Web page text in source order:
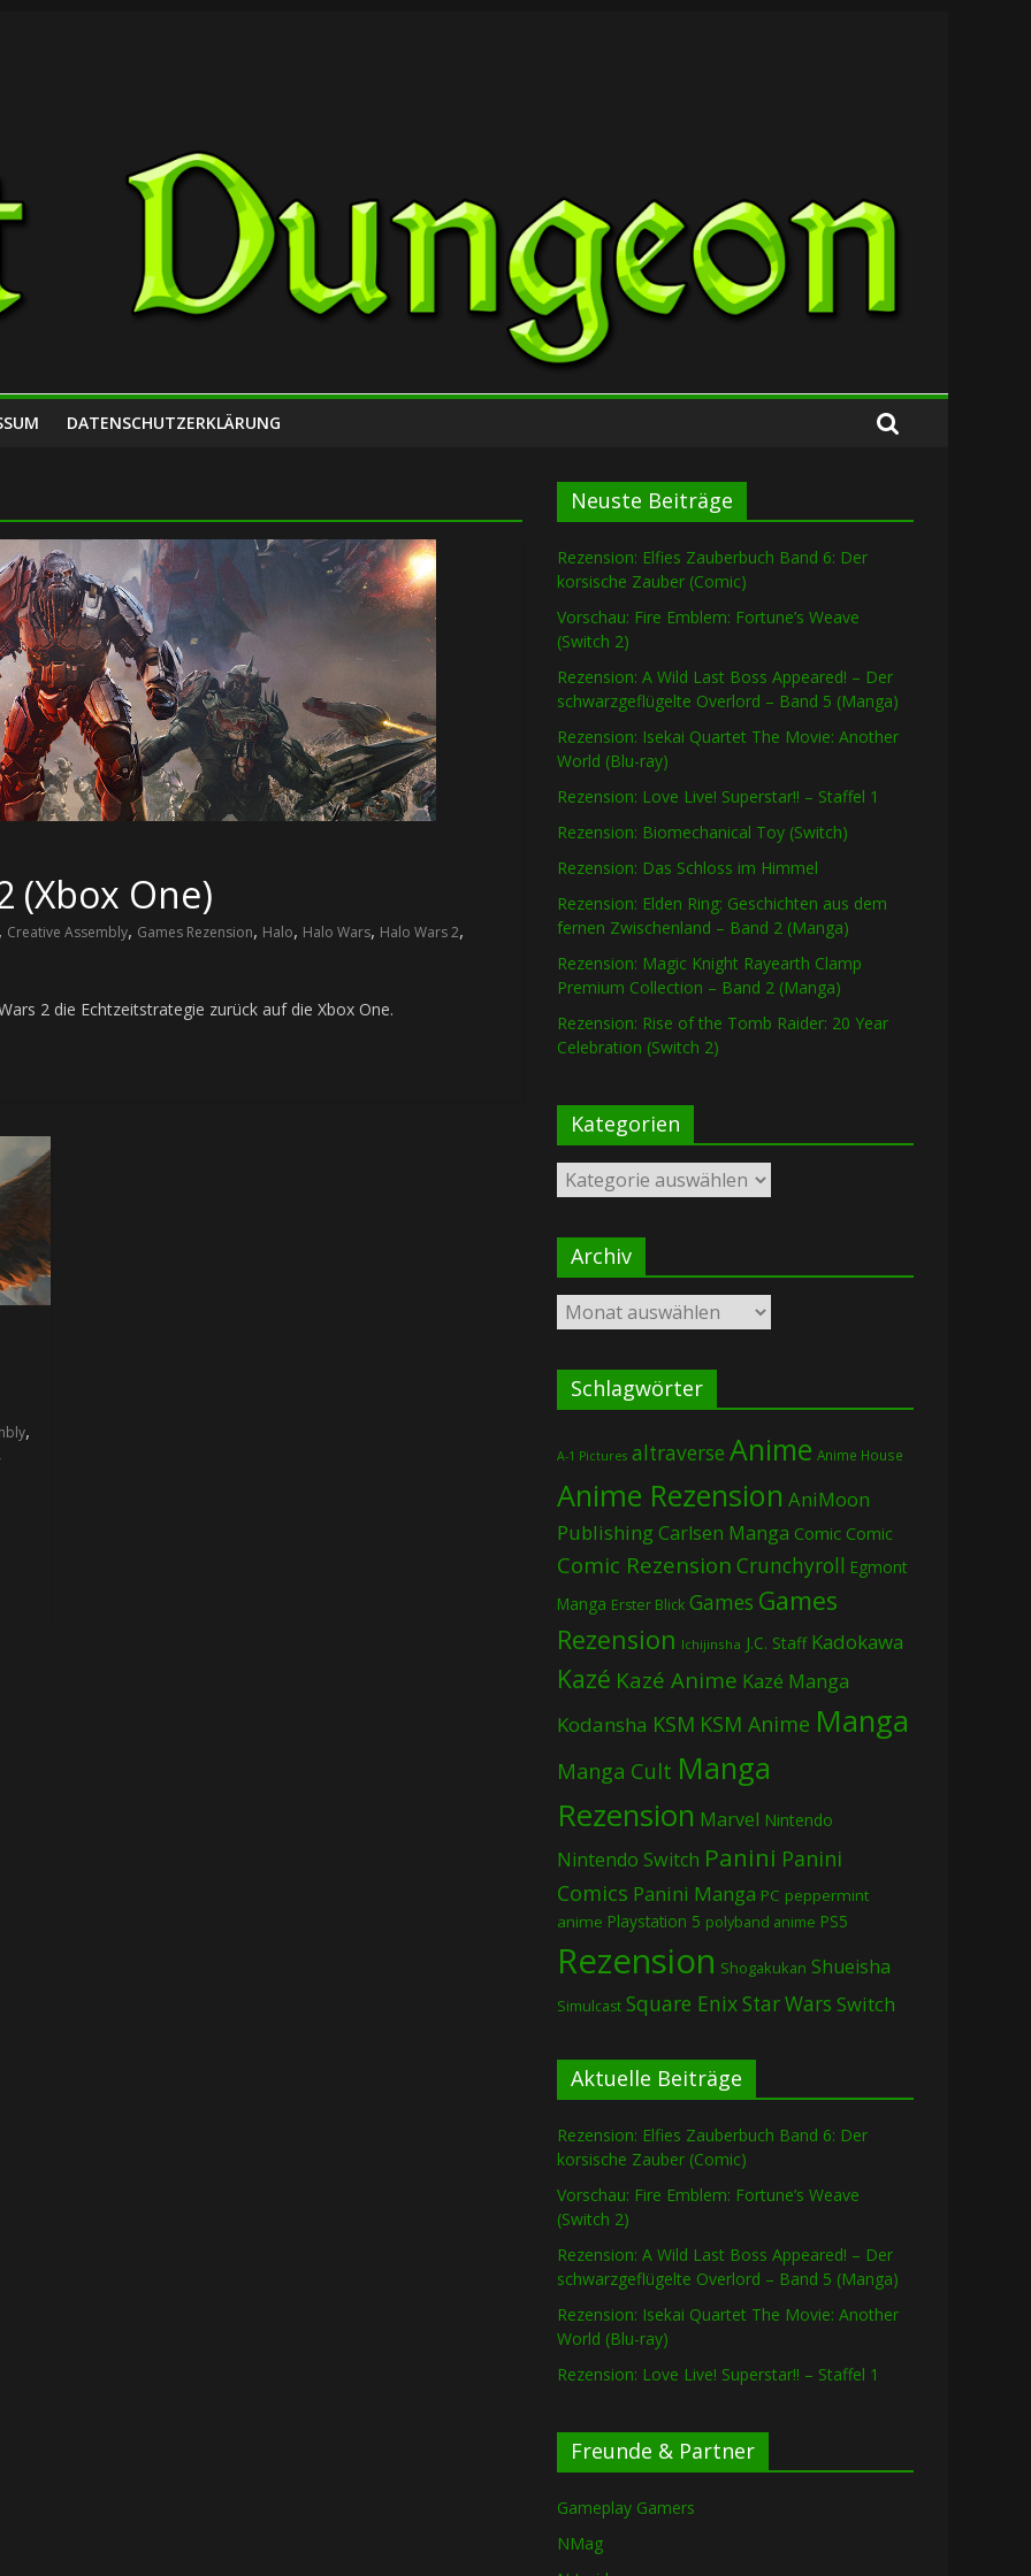
DATENSCHUTZERKLÄRUNG
(Xbox One)
, Creative Assembly, Games Rezension, Halo, Halo Wars, Halo Wars 2,
2 die Echtzeitstrategie zurück auf die Xbox One.
,
Neuste Beiträge
Rezension: Elfies Zauberbuch Band 6: Der
korsische Zauber (Comic)
Vorschau: Fire Emblem: Fortune’s Weave
(Switch 2)
Rezension: A Wild Last Boss Appeared! – Der
schwarzgeflügelte Overlord – Band 5 (Manga)
Rezension: Isekai Quartet The Movie: Another
World (Blu-ray)
Rezension: Love Live! Superstar!! – Staffel 1
Rezension: Biomechanical Toy (Switch)
Rezension: Das Schloss im Himmel
Rezension: Elden Ring: Geschichten aus dem
fernen Zwischenland – Band 2 (Manga)
Rezension: Magic Knight Rayearth Clamp
Premium Collection – Band 2 (Manga)
Rezension: Rise of the Tomb Raider: 20 Year
Celebration (Switch 2)
Kategorien
Kategorien
Archiv
Archiv
Schlagwörter
A-1 Pictures altraverse Anime Anime House
Anime Rezension AniMoon
PublishingCarlsen Manga Comic Comic
Comic Rezension Crunchyroll Egmont
Manga Erster Blick Games Games
Rezension Ichijinsha J.C. Staff Kadokawa
Kazé Kazé Anime Kazé Manga
Kodansha KSM KSM Anime Manga
Manga Cult Manga
Rezension Marvel Nintendo
Nintendo Switch Panini Panini
Comics Panini Manga PC peppermint
anime Playstation 5 polyband anime PS5
Rezension Shogakukan Shueisha
Simulcast Square EnixStar Wars Switch
Aktuelle Beiträge
Rezension: Elfies Zauberbuch Band 6: Der
korsische Zauber (Comic)
Vorschau: Fire Emblem: Fortune’s Weave
(Switch 2)
Rezension: A Wild Last Boss Appeared! – Der
schwarzgeflügelte Overlord – Band 5 (Manga)
Rezension: Isekai Quartet The Movie: Another
World (Blu-ray)
Rezension: Love Live! Superstar!! – Staffel 1
Freunde & Partner
Gameplay Gamers
NMag